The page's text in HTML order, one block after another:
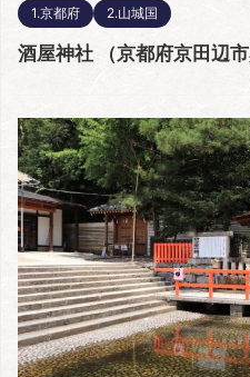
1.京都府 2.山城国
酒屋神社 （京都府京田辺市